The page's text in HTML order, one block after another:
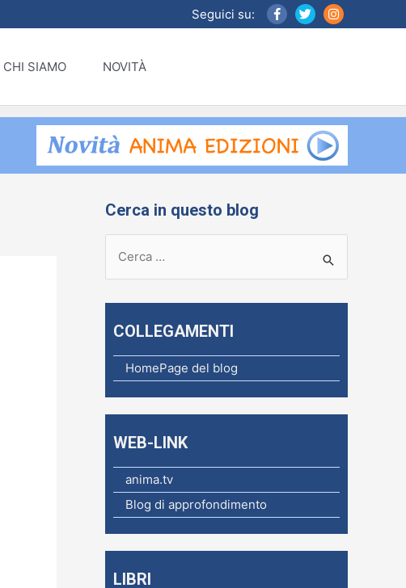
Seguici su:
CHI SIAMO NOVITÀ
Cerca in questo blog
p
COLLEGAMENTI
HomePage del blog
WEB-LINK
anima.tv
Blog di approfondimento
LIBRI